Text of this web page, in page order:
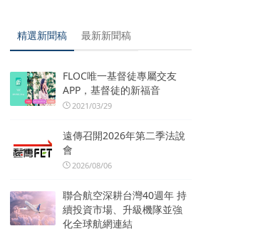
精選新聞稿 最新新聞稿
FLOC唯一基督徒專屬交友
APP，基督徒的新福音
2021/03/29
遠傳召開2026年第二季法說
會
2026/08/06
聯合航空深耕台灣40週年 持
續投資市場、升級機隊並強
化全球航網連結